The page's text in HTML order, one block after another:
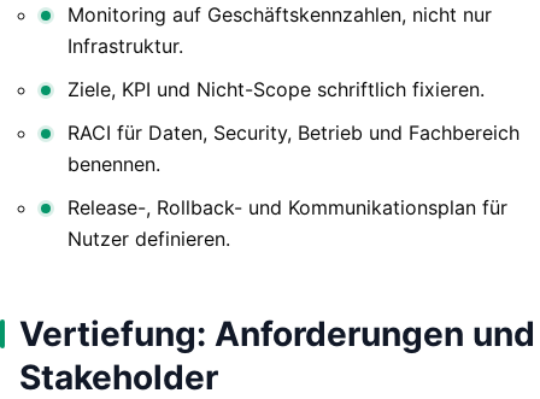
Monitoring auf Geschäftskennzahlen, nicht nur
Infrastruktur.
Ziele, KPI und Nicht-Scope schriftlich fixieren.
RACI für Daten, Security, Betrieb und Fachbereich
benennen.
Release-, Rollback- und Kommunikationsplan für
Nutzer definieren.
Vertiefung: Anforderungen und
Stakeholder